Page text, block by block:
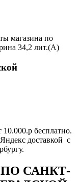
магазина по
34,2 лит.(А)
бесплатно.
доставкой с
САНКТ-